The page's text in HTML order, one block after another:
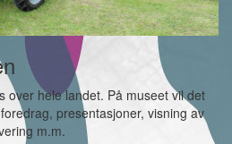
over hele landet. På museet vil det
presentasjoner, visning av
m.m.